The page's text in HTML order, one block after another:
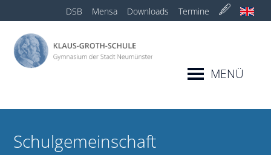
DSB Mensa Downloads Termine
MENÜ
Schulgemeinschaft